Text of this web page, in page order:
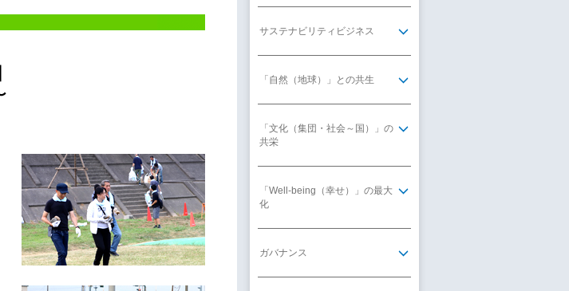
サステナビリティビジネス
「自然（地球）」との共生
「文化（集団・社会～国）」の
共栄
「Well-being（幸せ）」の最大
化
ガバナンス